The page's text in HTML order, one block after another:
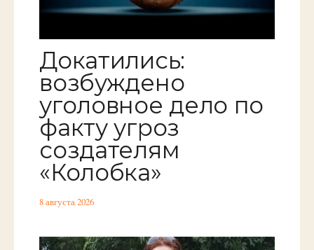
Докатились:
возбуждено
уголовное дело по
факту угроз
создателям
«Колобка»
8 августа 2026